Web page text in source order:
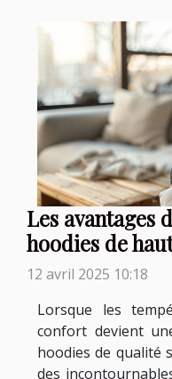
Les avantages
hoodies de
12 avril 2025 10:18
Lorsque les
confort devient
hoodies de qualité
des